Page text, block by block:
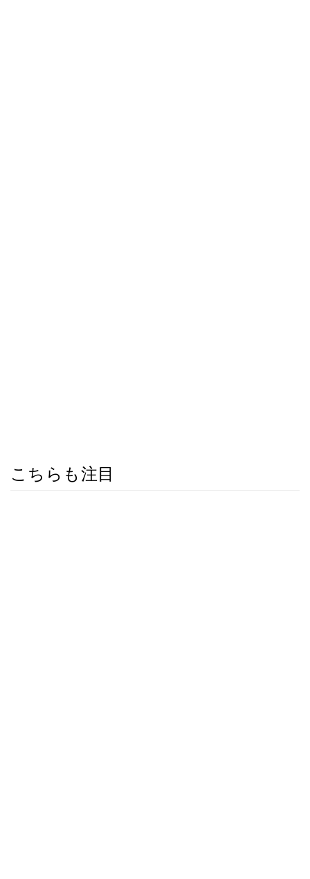
こちらも注目